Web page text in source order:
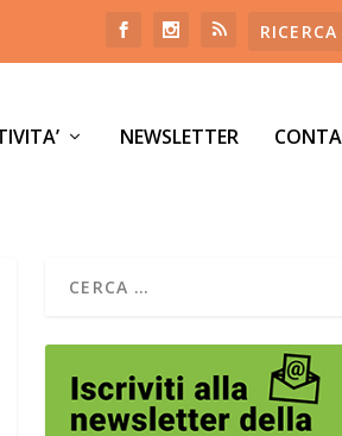
NEWSLETTER